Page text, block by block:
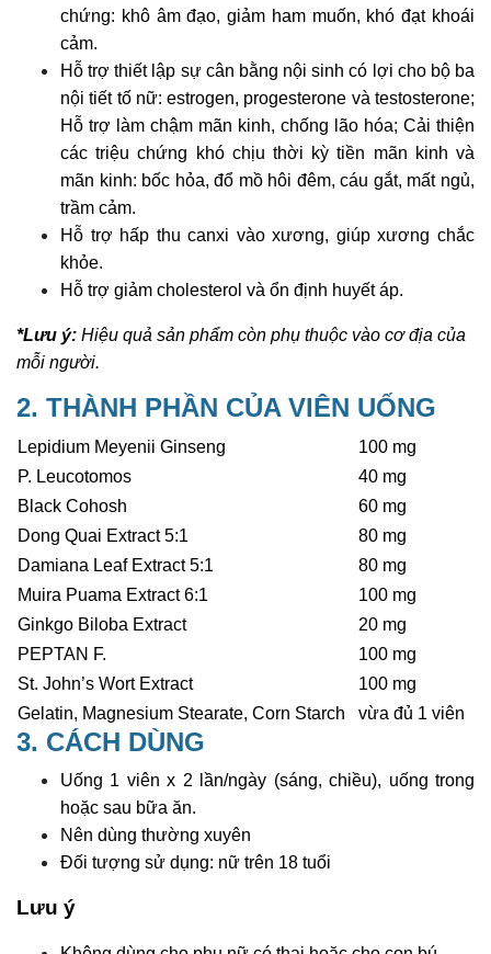
chứng: khô âm đạo, giảm ham muốn, khó đạt khoái
cảm.
Hỗ trợ thiết lập sự cân bằng nội sinh có lợi cho bộ ba
nội tiết tố nữ: estrogen, progesterone và testosterone;
Hỗ trợ làm chậm mãn kinh, chống lão hóa; Cải thiện
các triệu chứng khó chịu thời kỳ tiền mãn kinh và
mãn kinh: bốc hỏa, đổ mồ hôi đêm, cáu gắt, mất ngủ,
trầm cảm.
Hỗ trợ hấp thu canxi vào xương, giúp xương chắc
khỏe.
Hỗ trợ giảm cholesterol và ổn định huyết áp.
*Lưu ý: Hiệu quả sản phẩm còn phụ thuộc vào cơ địa của
mỗi người.
2. THÀNH PHẦN CỦA VIÊN UỐNG
Lepidium Meyenii Ginseng
100 mg
P. Leucotomos
40 mg
Black Cohosh
60 mg
Dong Quai Extract 5:1
80 mg
Damiana Leaf Extract 5:1
80 mg
Muira Puama Extract 6:1
100 mg
Ginkgo Biloba Extract
20 mg
PEPTAN F.
100 mg
St. John’s Wort Extract
100 mg
Gelatin, Magnesium Stearate, Corn Starch
vừa đủ 1 viên
3. CÁCH DÙNG
Uống 1 viên x 2 lần/ngày (sáng, chiều), uống trong
hoặc sau bữa ăn.
Nên dùng thường xuyên
Đối tượng sử dụng: nữ trên 18 tuổi
Lưu ý